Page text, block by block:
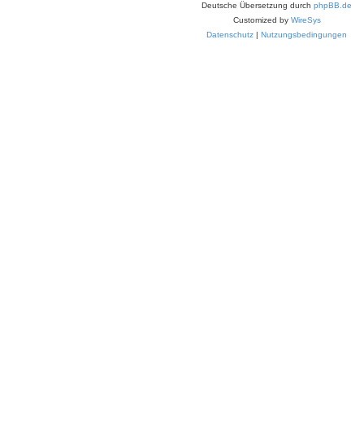
Deutsche Übersetzung durch phpBB.de
Customized by WireSys
Datenschutz
Nutzungsbedingungen